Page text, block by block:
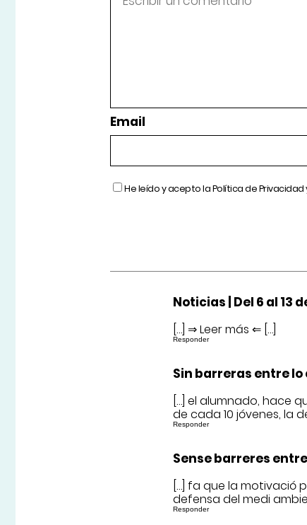
Email
He leído y acepto laPolítica de Privacidad
Noticias | Del 6 al 13
[…] ⇒ Leer más ⇐ […]
Responder
Sin barreras entre lo
[…] el alumnado, hace
de cada 10 jóvenes, la
Responder
Sense barreres
[…] fa que la motivació
defensa del medi
Responder